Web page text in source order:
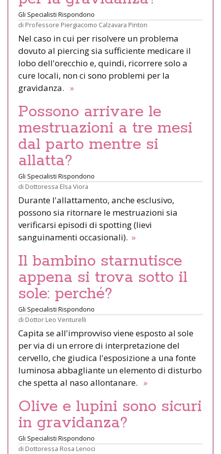
Gli Specialisti Rispondono
di Professore Piergiacomo Calzavara Pinton
Nel caso in cui per risolvere un problema
dovuto al piercing sia sufficiente medicare il
lobo dell'orecchio e, quindi, ricorrere solo a
cure locali, non ci sono problemi per la
gravidanza. »
Possono arrivare le
mestruazioni a tre mesi
dal parto mentre si
allatta?
Gli Specialisti Rispondono
di Dottoressa Elsa Viora
Durante l'allattamento, anche esclusivo,
possono sia ritornare le mestruazioni sia
verificarsi episodi di spotting (lievi
sanguinamenti occasionali). »
Il bambino starnutisce
appena si trova sotto il
sole: perché?
Gli Specialisti Rispondono
di Dottor Leo Venturelli
Capita se all'improvviso viene esposto al sole
per via di un errore di interpretazione del
cervello, che giudica l'esposizione a una fonte
luminosa abbagliante un elemento di disturbo
che spetta al naso allontanare. »
Olive e lupini sono sicuri
in gravidanza?
Gli Specialisti Rispondono
di Dottoressa Rosa Lenoci